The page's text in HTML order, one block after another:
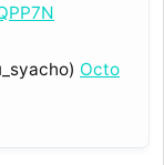
Octo